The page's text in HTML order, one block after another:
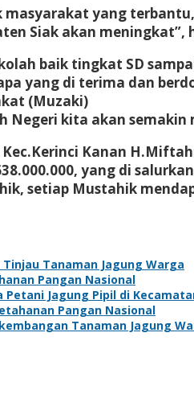
yang
Siak akan meningkat”,
baik tingkat SD
yang di terima dan
(Muzaki)
kita akan
Kanan
yang di
setiap Mustahik
Tanaman Jagung Warga
Pangan Nasional
Jagung Pipil di
Pangan Nasional
Tanaman Jagung